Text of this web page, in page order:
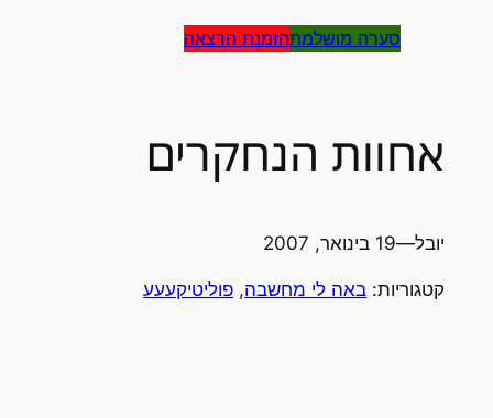
סערה מושלמתהזמנת הרצאה
אחוות הנחקרים
יובל—19 בינואר, 2007
קטגוריות: באה לי מחשבה, פוליטיקעעע